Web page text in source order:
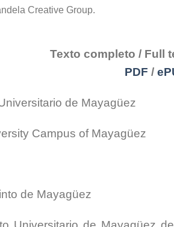
Creative Group.
Texto completo / Full
PDF /
de Mayagüez
Campus of Mayagüez
de Mayagüez